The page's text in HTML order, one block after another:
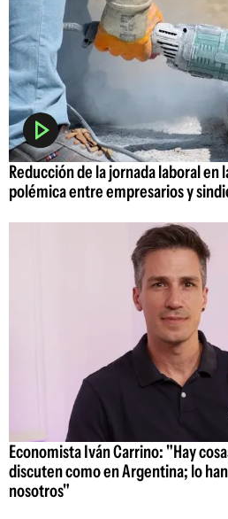
Reducción de la jornada laboral
polémica entre empresarios y
Economista Iván Carrino: "Hay
discuten como en Argentina; lo
nosotros"